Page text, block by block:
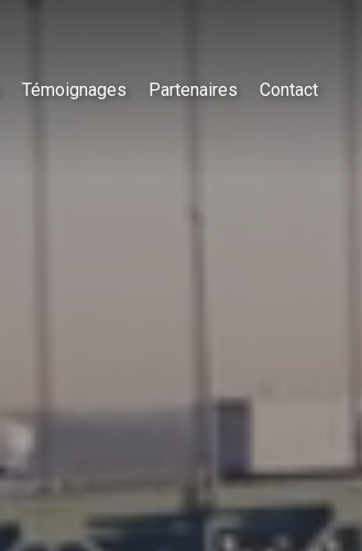
Témoignages Partenaires Contact